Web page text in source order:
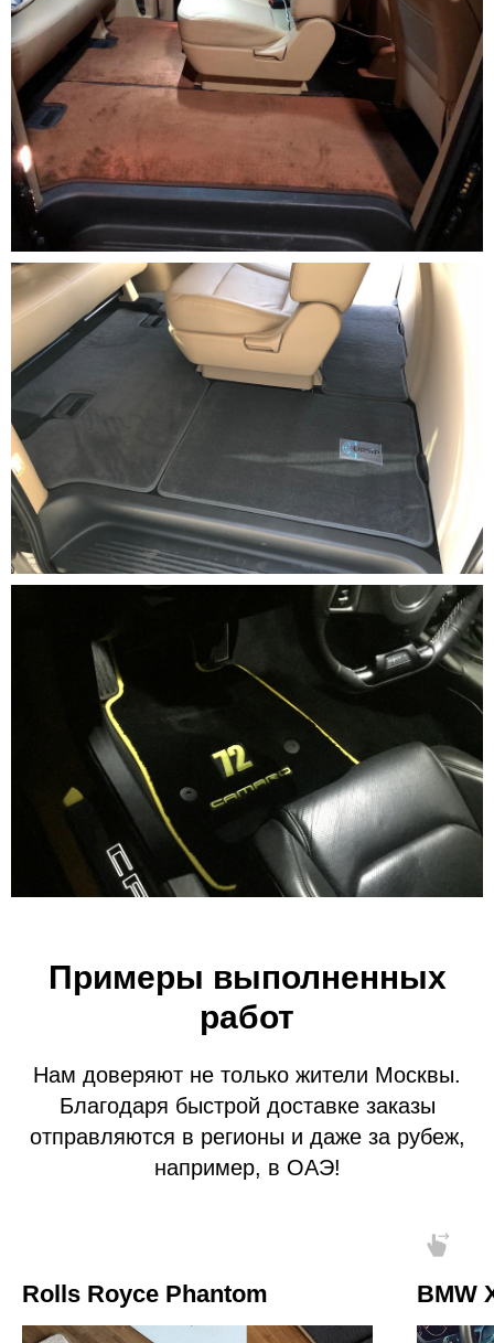
Примеры выполненных
работ
Нам доверяют не только жители Москвы.
Благодаря быстрой доставке заказы
отправляются в регионы и даже за рубеж,
например, в ОАЭ!
Rolls Royce Phantom BMW